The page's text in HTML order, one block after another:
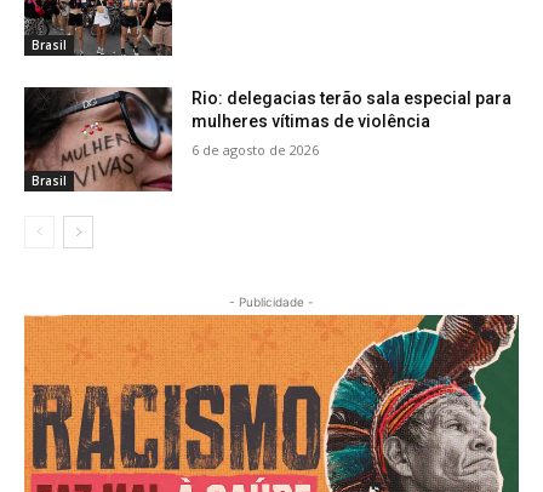
Brasil
Brasil
Rio: delegacias terão sala especial para
mulheres vítimas de violência
6 de agosto de 2026
- Publicidade -